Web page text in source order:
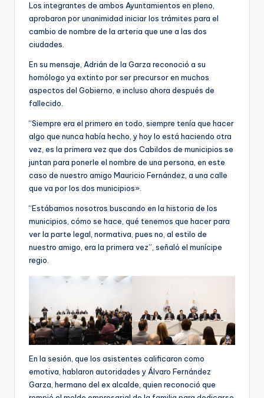
Los integrantes de ambos Ayuntamientos en pleno,
aprobaron por unanimidad iniciar los trámites para el
cambio de nombre de la arteria que une a las dos
ciudades.
En su mensaje, Adrián de la Garza reconoció a su
homólogo ya extinto por ser precursor en muchos
aspectos del Gobierno, e incluso ahora después de
fallecido.
“Siempre era el primero en todo, siempre tenía que hacer
algo que nunca había hecho, y hoy lo está haciendo otra
vez, es la primera vez que dos Cabildos de municipios se
juntan para ponerle el nombre de una persona, en este
caso de nuestro amigo Mauricio Fernández, a una calle
que va por los dos municipios».
“Estábamos nosotros buscando en la historia de los
municipios, cómo se hace, qué tenemos que hacer para
ver la parte legal, normativa, pues no, al estilo de
nuestro amigo, era la primera vez”, señaló el munícipe
regio.
En la sesión, que los asistentes calificaron como
emotiva, hablaron autoridades y Álvaro Fernández
Garza, hermano del ex alcalde, quien reconoció que